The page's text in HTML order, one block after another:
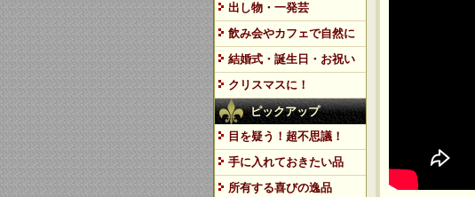
出し物・一発芸
飲み会やカフェで自然に
結婚式・誕生日・お祝い
クリスマスに！
ピックアップ
目を疑う！超不思議！
手に入れておきたい品
所有する喜びの逸品